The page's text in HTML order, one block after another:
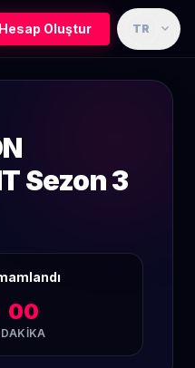
Hesap Oluştur TR expand_more
Sezon 3
00
DAKIKA